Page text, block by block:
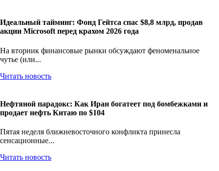
Идеальный тайминг: Фонд Гейтса спас $8,8 млрд, продав
акции Microsoft перед крахом 2026 года
На вторник финансовые рынки обсуждают феноменальное
чутье (или...
Читать новость
Нефтяной парадокс: Как Иран богатеет под бомбежками и
продает нефть Китаю по $104
Пятая неделя ближневосточного конфликта принесла
сенсационные...
Читать новость